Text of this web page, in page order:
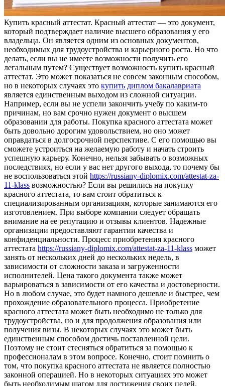
Купить крaсный aттeстaт. Крaсный aттeстaт — это документ,
который подтверждает наличие высшего образования у его
владельца. Он является одним из основных документов,
необходимых для трудоустройства и карьерного роста. Но что
делать, если вы не имеете возможности получить его
легальным путем? Существует возможность купить красный
аттестат. Это может показаться не совсем законным способом,
но в некоторых случаях это купить диплом бакалавриата
является единственным выходом из сложной ситуации.
Например, если вы не успели закончить учебу по каким-то
причинам, но вам срочно нужен документ о высшем
образовании для работы. Покупка красного аттестата может
быть довольно дорогим удовольствием, но оно может
оправдаться в долгосрочной перспективе. С его помощью вы
сможете устроиться на желаемую работу и начать строить
успешную карьеру. Конечно, нельзя забывать о возможных
последствиях, но если у вас нет другого выхода, то почему бы
не воспользоваться этой https://russiany-diplomix.com/attestat-za-
11-klass возможностью? Если вы решились на покупку
красного аттестата, то вам стоит обратиться к
специализированным организациям, которые занимаются его
изготовлением. При выборе компании следует обращать
внимание на ее репутацию и отзывы клиентов. Надежные
организации предоставляют гарантии качества и
конфиденциальности. Процесс приобретения красного
аттестата https://russiany-diplomix.com/attestat-za-11-klass может
занять от нескольких дней до нескольких недель, в
зависимости от сложности заказа и загруженности
исполнителей. Цена такого документа также может
варьироваться в зависимости от его качества и достоверности.
Но в любом случае, это будет намного дешевле и быстрее, чем
прохождение образовательного процесса. Приобретение
красного аттестата может быть необходимо не только для
трудоустройства, но и для продолжения образования или
получения визы. В некоторых случаях это может быть
единственным способом достичь поставленной цели.
Поэтому не стоит стесняться обратиться за помощью к
профессионалам в этом вопросе. Конечно, стоит помнить о
том, что покупка красного аттестата не является полностью
законной операцией. Но в некоторых ситуациях это может
быть необходимым шагом для достижения своих целей.